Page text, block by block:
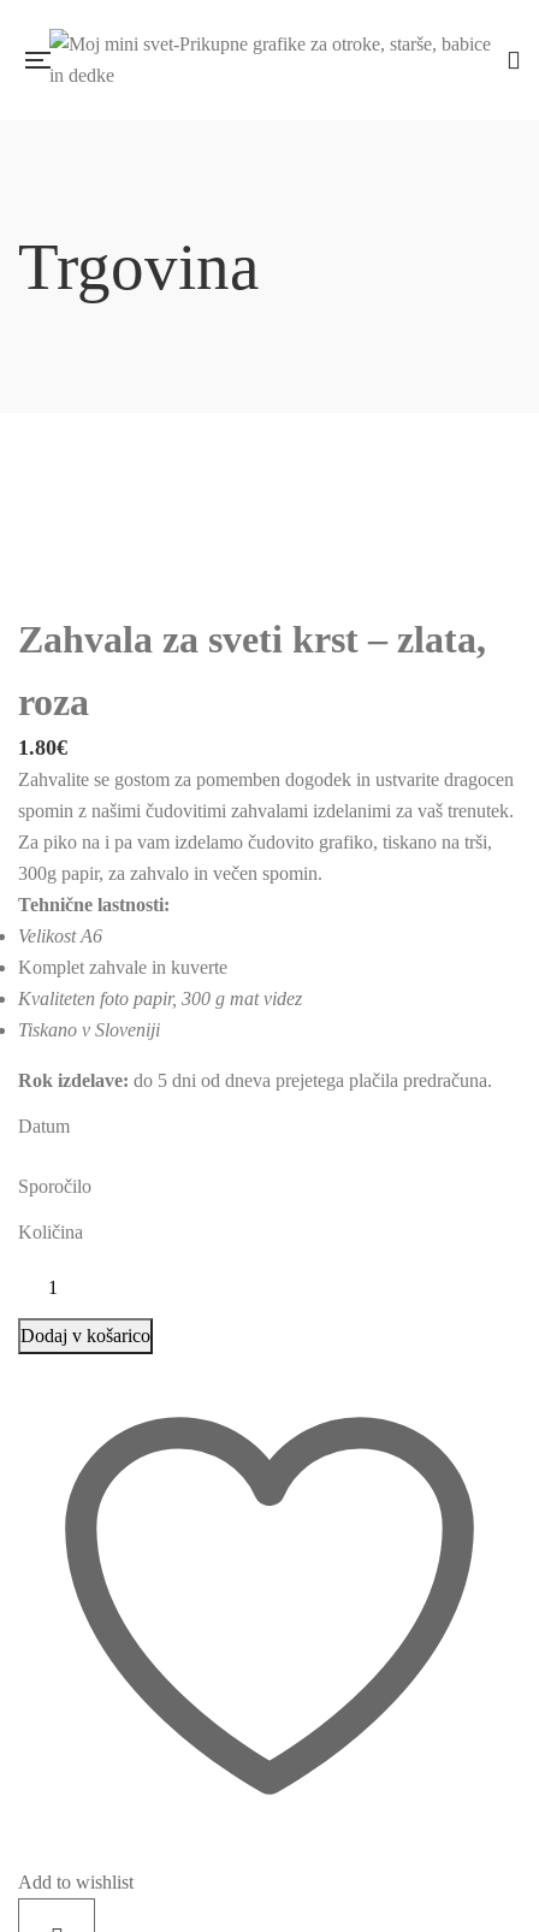
Trgovina
Zahvala za sveti krst – zlata,
roza
1.80€
Zahvalite se gostom za pomemben dogodek in ustvarite dragocen
spomin z našimi čudovitimi zahvalami izdelanimi za vaš trenutek.
Za piko na i pa vam izdelamo čudovito grafiko, tiskano na trši,
300g papir, za zahvalo in večen spomin.
Tehnične lastnosti:
Velikost A6
Komplet zahvale in kuverte
Kvaliteten foto papir, 300 g mat videz
Tiskano v Sloveniji
Rok izdelave: do 5 dni od dneva prejetega plačila predračuna.
Datum
Sporočilo
Količina
Dodaj v košarico
Add to wishlist